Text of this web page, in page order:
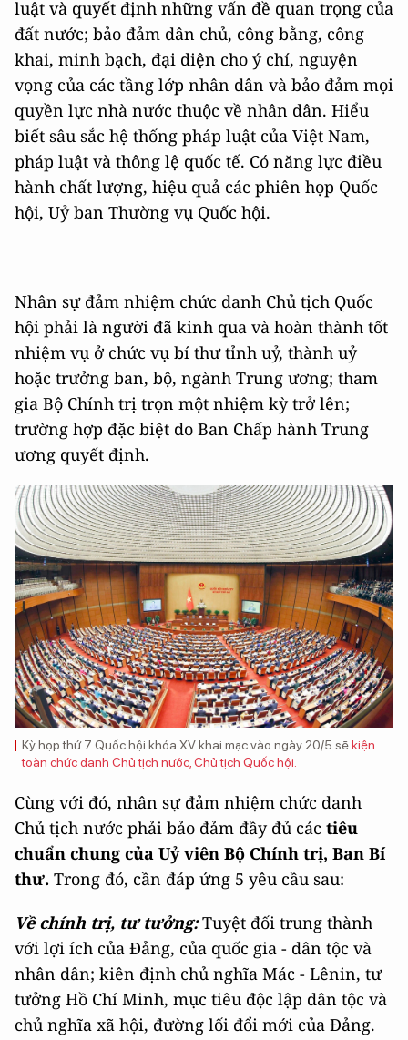
luật và quyết định những vấn đề quan trọng của
đất nước; bảo đảm dân chủ, công bằng, công
khai, minh bạch, đại diện cho ý chí, nguyện
vọng của các tầng lớp nhân dân và bảo đảm mọi
quyền lực nhà nước thuộc về nhân dân. Hiểu
biết sâu sắc hệ thống pháp luật của Việt Nam,
pháp luật và thông lệ quốc tế. Có năng lực điều
hành chất lượng, hiệu quả các phiên họp Quốc
hội, Uỷ ban Thường vụ Quốc hội.
Nhân sự đảm nhiệm chức danh Chủ tịch Quốc
hội phải là người đã kinh qua và hoàn thành tốt
nhiệm vụ ở chức vụ bí thư tỉnh uỷ, thành uỷ
hoặc trưởng ban, bộ, ngành Trung ương; tham
gia Bộ Chính trị trọn một nhiệm kỳ trở lên;
trường hợp đặc biệt do Ban Chấp hành Trung
ương quyết định.
Kỳ họp thứ 7 Quốc hội khóa XV khai mạc vào ngày 20/5 sẽkiện
toàn chức danh Chủ tịch nước, Chủ tịch Quốc hội.
Cùng với đó, nhân sự đảm nhiệm chức danh
Chủ tịch nước phải bảo đảm đầy đủ các tiêu
chuẩn chung của Uỷ viên Bộ Chính trị, Ban Bí
thư. Trong đó, cần đáp ứng 5 yêu cầu sau:
Về chính trị, tư tưởng:Tuyệt đối trung thành
với lợi ích của Đảng, của quốc gia - dân tộc và
nhân dân; kiên định chủ nghĩa Mác - Lênin, tư
tưởng Hồ Chí Minh, mục tiêu độc lập dân tộc và
chủ nghĩa xã hội, đường lối đổi mới của Đảng.